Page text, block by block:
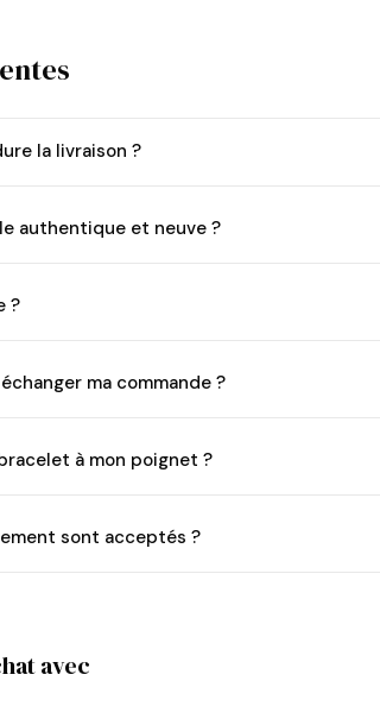
la livraison ?
authentique et neuve ?
?
ma commande ?
à mon poignet ?
sont acceptés ?
avec